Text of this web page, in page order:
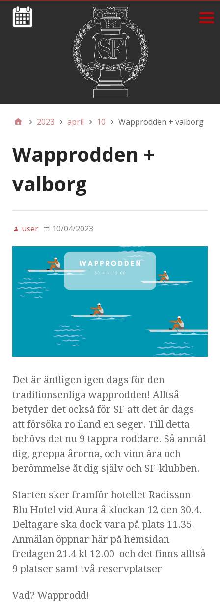
2023 april 10 Wapprodden + valborg
Wapprodden +
valborg
user 10/04/2023
Det är äntligen igen dags för den
traditionsenliga wapprodden! Alltså
betyder det också för SF att det är dags
att försöka ro iland en seger. Till detta
behövs det nu 9 tappra roddare. Så anmäl
dig, greppa årorna, och vinn ära och
berömmelse åt dig själv och SF-klubben.
Starten sker framför hotellet Radisson
Blu Hotel vid Aura å klockan 12 den 30.4.
Deltagare ska dock vara på plats 11.35.
Anmälan öppnar här på hemsidan
fredagen 21.4 kl 12.00 och det finns alltså
9 platser samt två reservplatser
Vad? Wapprodd!